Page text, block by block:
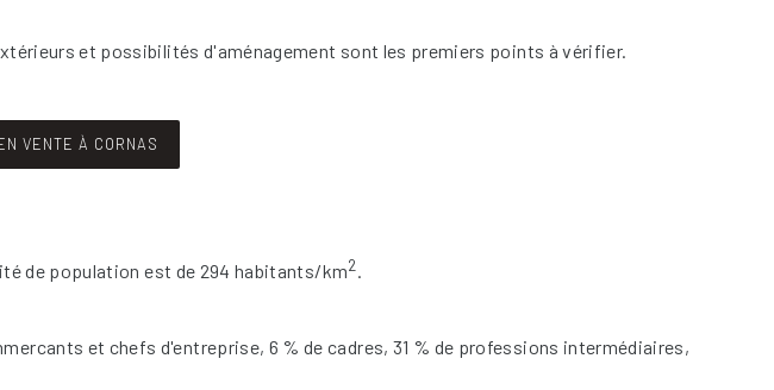
et possibilités d'aménagement sont les premiers points à vérifier.
VENTE À CORNAS
de population est de 294 habitants/km2.
et chefs d'entreprise, 6 % de cadres, 31 % de professions intermédiaires,